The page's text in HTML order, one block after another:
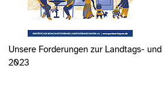
Unsere Forderungen zur Landtags-
2023